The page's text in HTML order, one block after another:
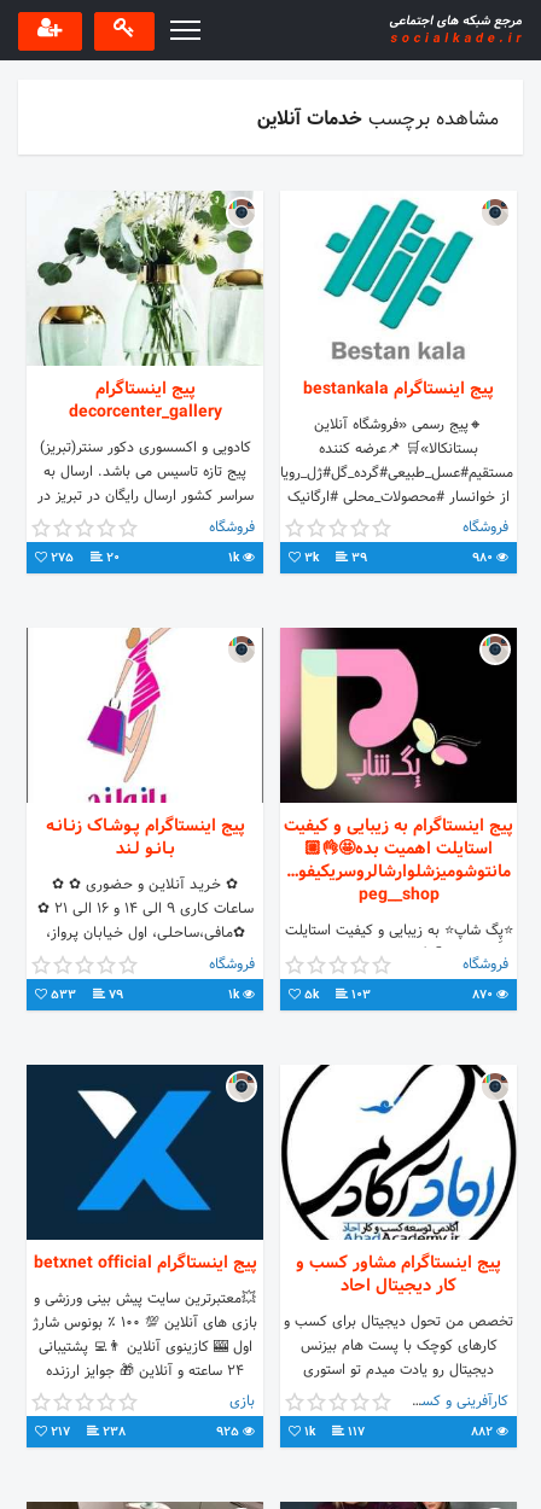
مشاهده برچسبخدمات آنلاین
پیج اینستاگرام bestankala
🔸پیج رسمی «فروشگاه آنلاین
بستانکالا»🛒 📌عرضه کننده
مستقیم#عسل_طبیعی#گرده_گل#ژل_رویال
از خوانسار #محصولات_محلی #ارگانیک
از پایتخت عسل ایران ۰۹۱۳۹۷۲۲۶۶۵
فروشگاه
39
3k
پیج اینستاگرام
decorcenter_gallery
کادویی و اکسسوری دکور سنتر(تبریز)
پیج تازه تاسیس می باشد. ارسال به
سراسر کشور ارسال رایگان در تبریز در
سفارش های بالای ۱۵۰ هزار تومان
فروشگاه
1k
20
275
پیج اینستاگرام به زیبایی و کیفیت
استایلت اهمیت بده🤩👌🏼
مانتوشومیزشلوارشالروسریکیفو…
peg__shop
⭐️پِگ شاپ⭐️ به زیبایی و کیفیت استایلت
اهمیت بده🤩👌🏼 فروش فقط بصورت
آنلاین🛍 ارسال رایگان به تمام نقاط
ایران📦 ثبت سفارش از طریق دایرکت
فروشگاه
103
5k
پیج اینستاگرام پـوشـاک زنـانـه
بـانـو لـند
✿ خـریـد آنـلایـن و حـضـوری ✿ ✿
سـاعـات کـاری ۹ الـی ۱۴ و ۱۶ الـی ۲۱ ✿
✿مـافـی،سـاحـلـی، اول خـیـابـان پـرواز،
بـوتـیک بـانـو لـنـد✿
فروشگاه
1k
79
533
پیج اینستاگرام مشاور کسب و
کار دیجیتال احاد
تخصص من تحول دیجیتال برای کسب و
کارهای کوچک با پست هام بیزنس
دیجیتال رو یادت میدم تو استوری
ماشین تبدیل رو یاد بگیر برای شروع
«هایلایت نقطه صفر» ا
کارآفرینی و کسب و کار
117
1k
پیج اینستاگرام betxnet official
💥معتبرترین سایت پیش بینی ورزشی و
بازی های آنلاین 💯 ۱۰۰ ٪ بونوس شارژ
اول 🎰 کازینوی آنلاین 👨‍💻 پشتیبانی
۲۴ ساعته و آنلاین 🎁 جوایز ارزنده
بازی
238
217